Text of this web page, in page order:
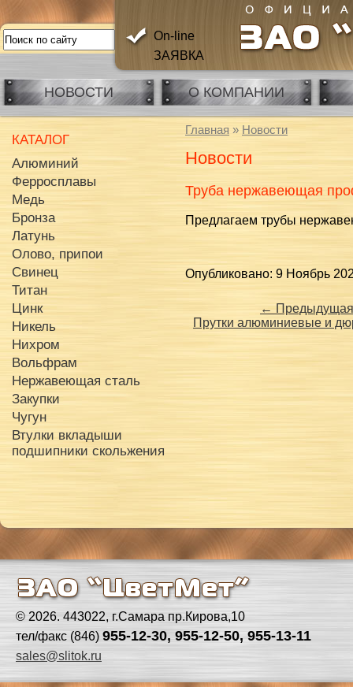
On-line
ЗАЯВКА
НОВОСТИ О КОМПАНИИ
Главная » Новости
Новости
Труба нержавеющая
Предлагаем трубы
Опубликовано: 9 Ноябрь
← Предыдущая
Прутки алюминиевые и
КАТАЛОГ
Алюминий
Ферросплавы
Медь
Бронза
Латунь
Олово, припои
Свинец
Титан
Цинк
Никель
Нихром
Вольфрам
Нержавеющая сталь
Закупки
Чугун
Втулки вкладыши
подшипники скольжения
© 2026. 443022, г.Самара пр.Кирова,10
тел/факс (846) 955-12-30, 955-12-50, 955-13-11
sales@slitok.ru